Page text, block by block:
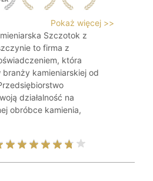
Pokaż więcej >>
Szczotok z
to firma z
która
kamieniarskiej od
działalność na
obróbce kamienia,